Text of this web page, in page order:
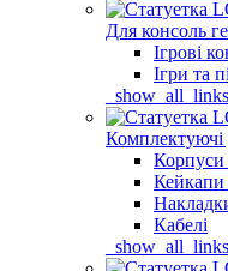
Для консоль
Ігрові
Ігри та
_show_all_links
Комплектуючі
Кейкапи
Кабелі
_show_all_links